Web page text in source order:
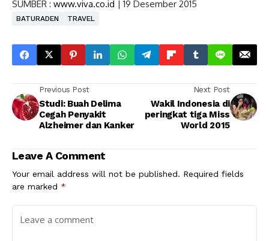
SUMBER : www.viva.co.id | 19 Desember 2015
BATURADEN TRAVEL
Previous Post
Studi: Buah Delima
Cegah Penyakit
Alzheimer dan Kanker
Next Post
Wakil Indonesia di
peringkat tiga Miss
World 2015
Leave A Comment
Your email address will not be published. Required fields
are marked *